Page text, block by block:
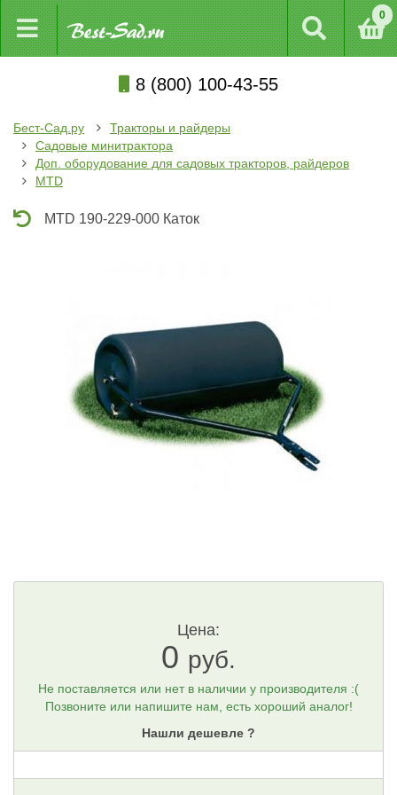
0
8 (800) 100-43-55
Бест-Сад.ру
Тракторы и райдеры
Садовые минитрактора
Доп. оборудование для садовых тракторов, райдеров
MTD
MTD 190-229-000 Каток
Цена:
0 руб.
Не поставляется или нет в наличии у производителя :(
Позвоните или напишите нам, есть хороший аналог!
Нашли дешевле ?